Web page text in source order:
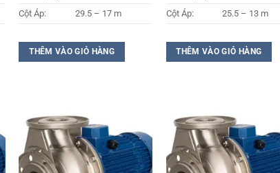
Cột Áp:
29.5 – 17 m
THÊM VÀO GIỎ HÀNG
Cột Áp:
25.5 – 13 m
THÊM VÀO GIỎ HÀNG